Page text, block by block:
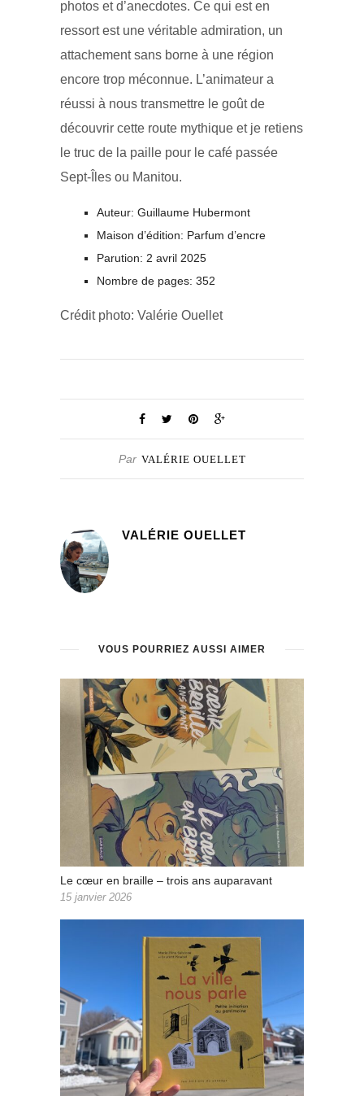
photos et d’anecdotes. Ce qui est en
ressort est une véritable admiration, un
attachement sans borne à une région
encore trop méconnue. L’animateur a
réussi à nous transmettre le goût de
découvrir cette route mythique et je retiens
le truc de la paille pour le café passée
Sept-Îles ou Manitou.
Auteur: Guillaume Hubermont
Maison d’édition: Parfum d’encre
Parution: 2 avril 2025
Nombre de pages: 352
Crédit photo: Valérie Ouellet
Par VALÉRIE OUELLET
VALÉRIE OUELLET
VOUS POURRIEZ AUSSI AIMER
Le cœur en braille – trois ans auparavant
15 janvier 2026